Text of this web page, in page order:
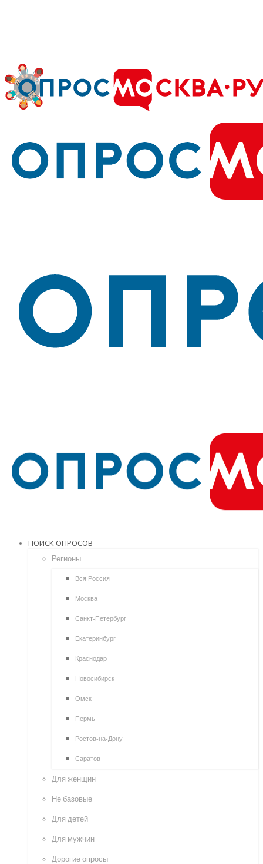
ПОИСК ОПРОСОВ
Регионы
Вся Россия
Москва
Санкт-Петербург
Екатеринбург
Краснодар
Новосибирск
Омск
Пермь
Ростов-на-Дону
Саратов
Для женщин
Не базовые
Для детей
Для мужчин
Дорогие опросы